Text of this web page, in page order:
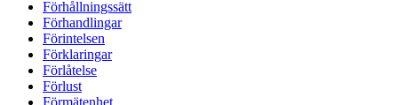
Förhållningssätt
Förhandlingar
Förintelsen
Förklaringar
Förlåtelse
Förlust
Förmätenhet